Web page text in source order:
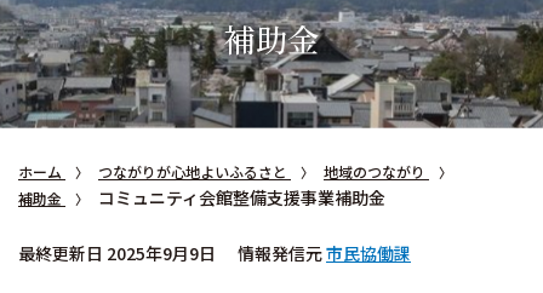
補助金
ホーム つながりが心地よいふるさと
地域のつながり
補助金
コミュニティ会館整備支援事業補助金
最終更新日 2025年9月9日 情報発信元市民協働課